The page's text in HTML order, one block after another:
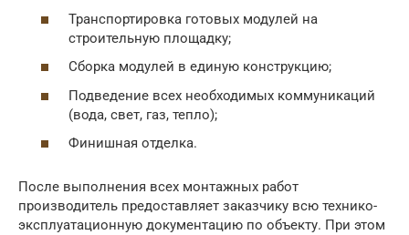
Транспортировка готовых модулей на
строительную площадку;
Сборка модулей в единую конструкцию;
Подведение всех необходимых коммуникаций
(вода, свет, газ, тепло);
Финишная отделка.
После выполнения всех монтажных работ
производитель предоставляет заказчику всю технико-
эксплуатационную документацию по объекту. При этом